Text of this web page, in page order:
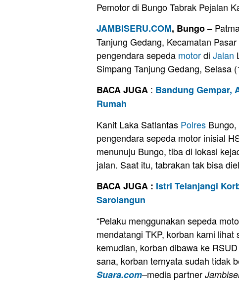
Pemotor di Bungo Tabrak Pejalan
JAMBISERU.COM, Bungo–
Tanjung Gedang, Kecamatan
pengendara sepeda motordi Jalan
Simpang Tanjung Gedang, Selasa
BACA JUGA : Bandung Gempar,
Rumah
Kanit Laka Satlantas Polres
pengendara sepeda motor inisial
menunuju Bungo, tiba di lokasi
jalan. Saat itu, tabrakan tak bisa
BACA JUGA : Istri Telanjangi
Sarolangun
“Pelaku menggunakan sepeda
mendatangi TKP, korban kami
kemudian, korban dibawa ke
sana, korban ternyata sudah tidak
Suara.com–media partner